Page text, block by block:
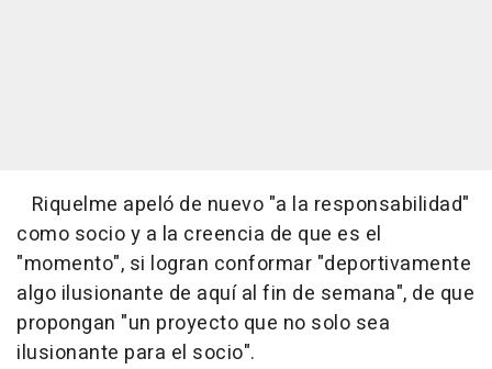
Riquelme apeló de nuevo "a la responsabilidad"
como socio y a la creencia de que es el
"momento", si logran conformar "deportivamente
algo ilusionante de aquí al fin de semana", de que
propongan "un proyecto que no solo sea
ilusionante para el socio".